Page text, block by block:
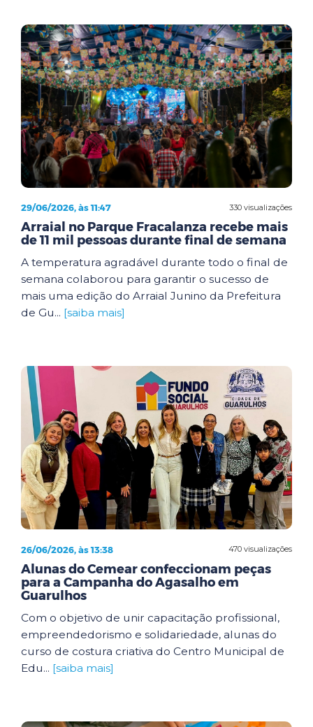
330 visualizações
29/06/2026, às 11:47
Arraial no Parque Fracalanza recebe mais
de 11 mil pessoas durante final de semana
A temperatura agradável durante todo o final de
semana colaborou para garantir o sucesso de
mais uma edição do Arraial Junino da Prefeitura
de Gu... [saiba mais]
470 visualizações
26/06/2026, às 13:38
Alunas do Cemear confeccionam peças
para a Campanha do Agasalho em
Guarulhos
Com o objetivo de unir capacitação profissional,
empreendedorismo e solidariedade, alunas do
curso de costura criativa do Centro Municipal de
Edu... [saiba mais]